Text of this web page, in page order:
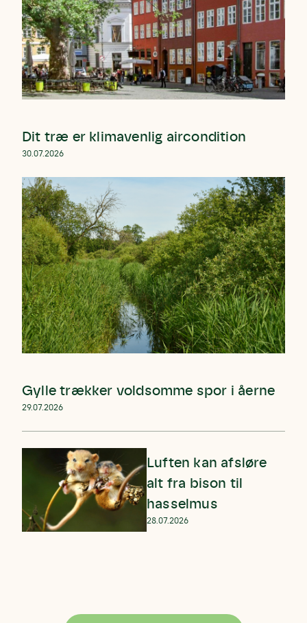
Dit træ er klimavenlig aircondition
30.07.2026
Gylle trækker voldsomme spor i åerne
29.07.2026
Luften kan afsløre
alt fra bison til
hasselmus
28.07.2026